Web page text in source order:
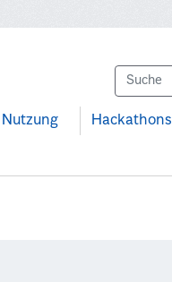
Nutzung Hackathons